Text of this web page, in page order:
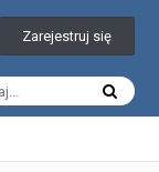
Zarejestruj się